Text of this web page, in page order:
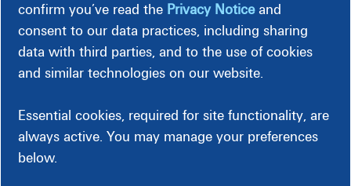
Dirección completa.
Número de seguro social (suyo y de su cónyuge)*
Número de licencia de conducir (se puede solicitar un
documento de identidad)
Complete el Formulario de verificación
* de identidad si
no desea brindar su número de seguro social en línea o por
confirm you’ve read the Privacy Noticeand
consent to our data practices, including sharing
data with third parties, and to the use of cookies
and similar technologies on our website.
Essential cookies, required for site functionality, are
always active. You may manage your preferences
below.